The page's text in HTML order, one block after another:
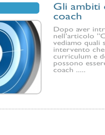
Gli ambiti
coach
Dopo aver
nell’articolo
vediamo quali
intervento
curriculum e
possono
coach .....